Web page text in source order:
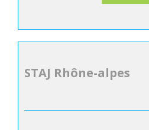
STAJ Rhône-alpes